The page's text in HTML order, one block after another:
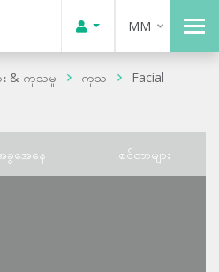
MM
း & ကုသမှု ကုသ
Facial
ခွအေနေ စင်တာများ